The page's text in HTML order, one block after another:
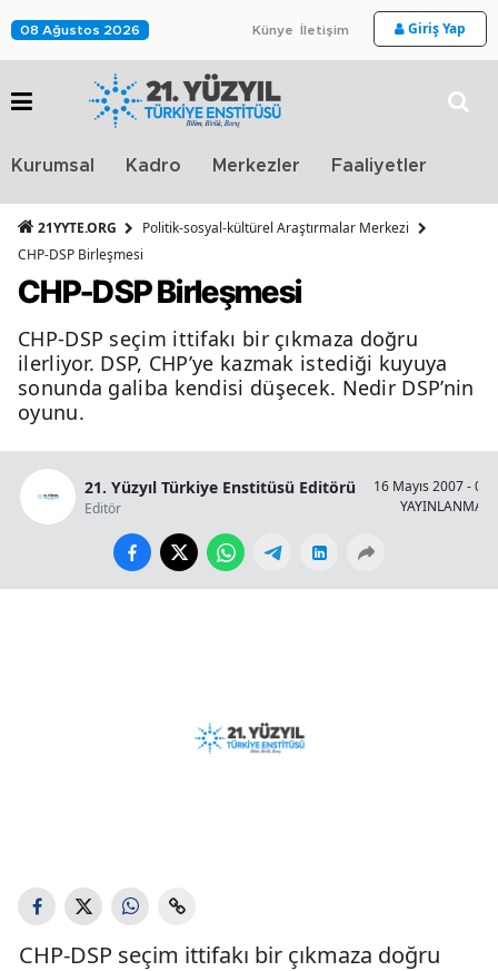
08 Ağustos 2026 Künye İletişim Giriş Yap
Kurumsal Kadro Merkezler Faaliyetler
21YYTE.ORG
Politik-sosyal-kültürel Araştırmalar Merkezi
CHP-DSP Birleşmesi
CHP-DSP Birleşmesi
CHP-DSP seçim ittifakı bir çıkmaza doğru
ilerliyor. DSP, CHP’ye kazmak istediği kuyuya
sonunda galiba kendisi düşecek. Nedir DSP’nin
oyunu.
21. Yüzyıl Türkiye Enstitüsü Editörü
Editör
16 Mayıs 2007 -
YAYINLANMA
CHP-DSP seçim ittifakı bir çıkmaza doğru